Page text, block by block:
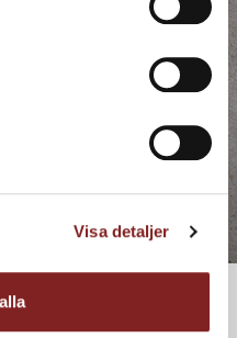
Visa detaljer